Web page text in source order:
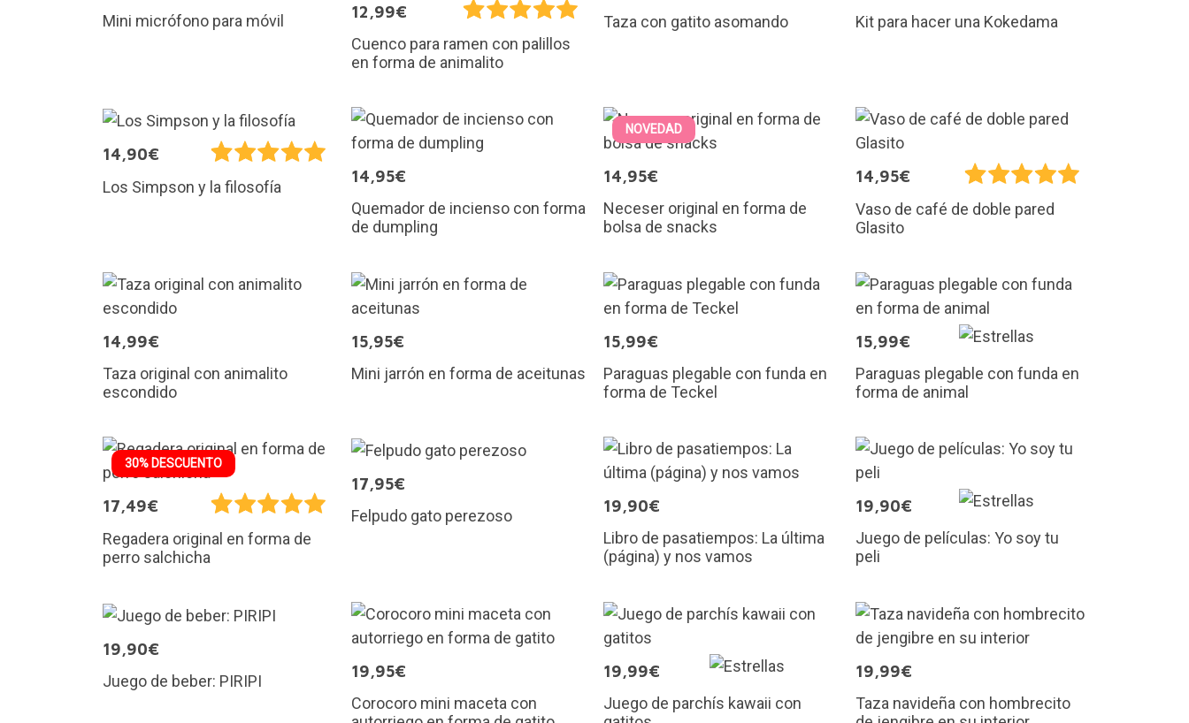
Mini micrófono para móvil
12,99€
Cuenco para ramen con palillos
en forma de animalito
Taza con gatito asomando
Kit para hacer una Kokedama
14,90€
Los Simpson y la filosofía
14,95€
Quemador de incienso con forma
de dumpling
NOVEDAD
14,95€
Neceser original en forma de
bolsa de snacks
14,95€
Vaso de café de doble pared
Glasito
14,99€
Taza original con animalito
escondido
15,95€
Mini jarrón en forma de aceitunas
15,99€
Paraguas plegable con funda en
forma de Teckel
15,99€
Paraguas plegable con funda en
forma de animal
30% DESCUENTO
17,49€
Regadera original en forma de
perro salchicha
17,95€
Felpudo gato perezoso
19,90€
Libro de pasatiempos: La última
(página) y nos vamos
19,90€
Juego de películas: Yo soy tu
peli
19,90€
Juego de beber: PIRIPI
19,95€
Corocoro mini maceta con
19,99€
Juego de parchís kawaii con
19,99€
Taza navideña con hombrecito